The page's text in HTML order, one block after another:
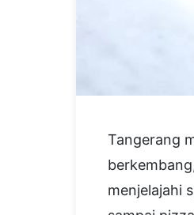
Tangerang
menjelajahi